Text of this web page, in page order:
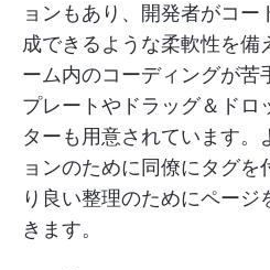
ョンもあり、開発者がコ
成できるような柔軟性を備
ーム内のコーディングが苦
プレートやドラッグ＆ドロ
ターも用意されています。
ョンのために同僚にタグを
り良い整理のためにペー
きます。